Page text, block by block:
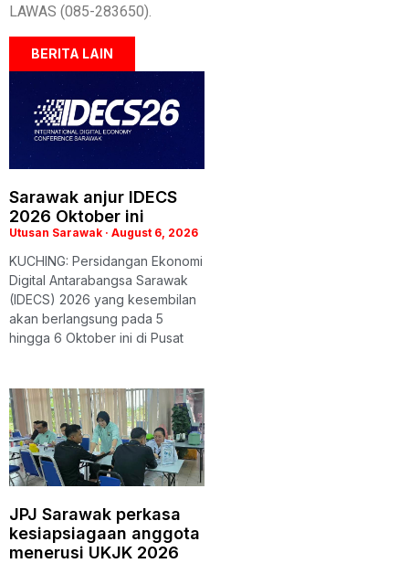
LAWAS (085-283650).
BERITA LAIN
Sarawak anjur IDECS
2026 Oktober ini
Utusan Sarawak August 6, 2026
KUCHING: Persidangan Ekonomi
Digital Antarabangsa Sarawak
(IDECS) 2026 yang kesembilan
akan berlangsung pada 5
hingga 6 Oktober ini di Pusat
JPJ Sarawak perkasa
kesiapsiagaan anggota
menerusi UKJK 2026